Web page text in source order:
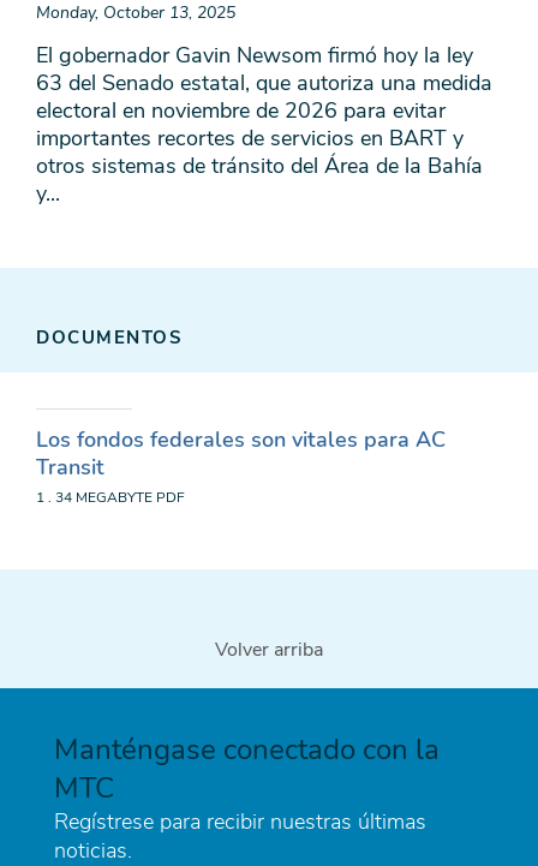
Monday, October 13, 2025
El gobernador Gavin Newsom firmó hoy la ley
63 del Senado estatal, que autoriza una medida
electoral en noviembre de 2026 para evitar
importantes recortes de servicios en BART y
otros sistemas de tránsito del Área de la Bahía
y...
DOCUMENTOS
Los fondos federales son vitales para AC
Transit
1 . 34 MEGABYTE PDF
Volver arriba
Manténgase conectado con la
MTC
Regístrese para recibir nuestras últimas
noticias.